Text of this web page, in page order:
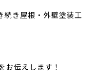
続き屋根・外壁塗装工
お伝えします！